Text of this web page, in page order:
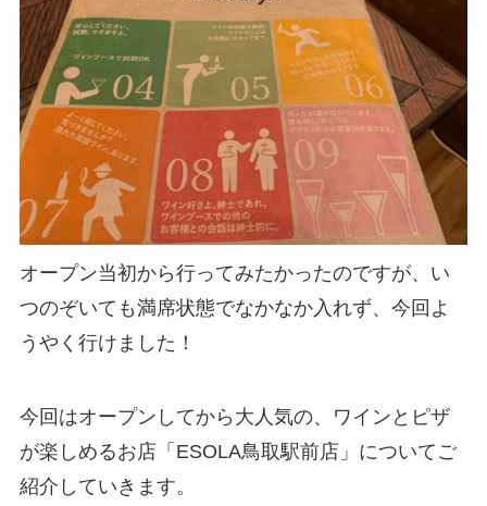
オープン当初から行ってみたかったのですが、い
つのぞいても満席状態でなかなか入れず、今回よ
うやく行けました！
今回はオープンしてから大人気の、ワインとピザ
が楽しめるお店「ESOLA鳥取駅前店」についてご
紹介していきます。